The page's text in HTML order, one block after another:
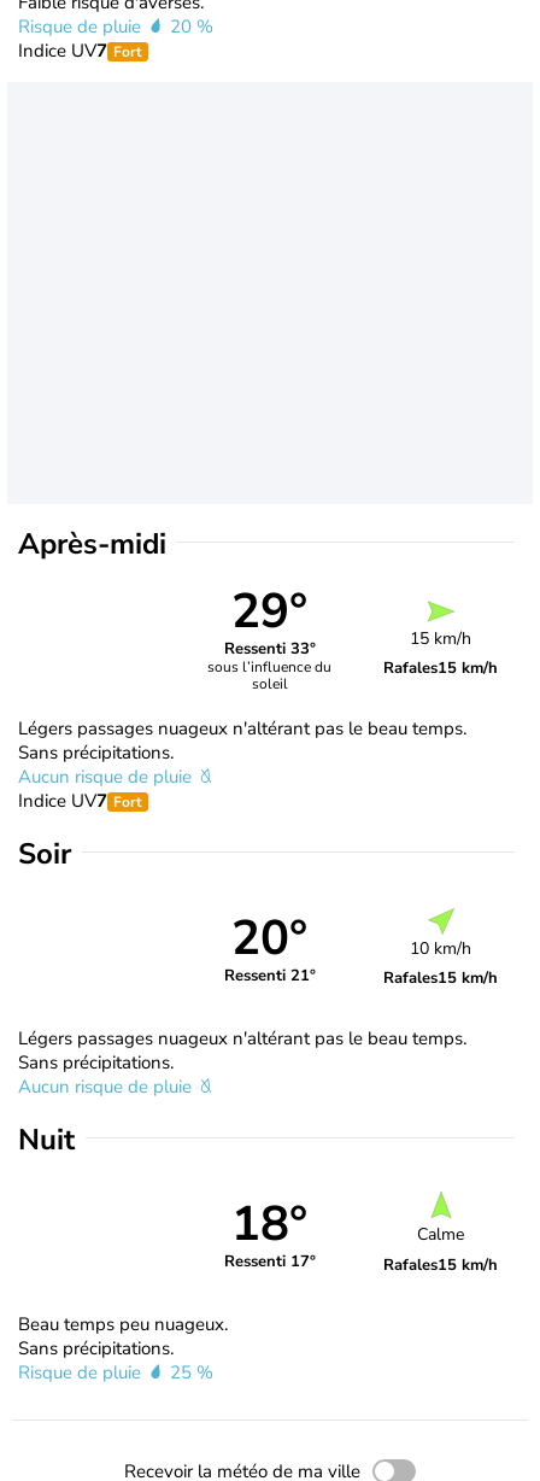
Risque de pluie
20 %
Indice UV7 Fort
Après-midi
29°
Ressenti 33°
sous l’influence du
soleil
15 km/h
Rafales15 km/h
Légers passages nuageux n'altérant pas le beau temps.
Sans précipitations.
Aucun risque de pluie
Indice UV7 Fort
Soir
20°
Ressenti 21°
10 km/h
Rafales15 km/h
Légers passages nuageux n'altérant pas le beau temps.
Sans précipitations.
Aucun risque de pluie
Nuit
18°
Ressenti 17°
Calme
Rafales15 km/h
Beau temps peu nuageux.
Sans précipitations.
Risque de pluie
25 %
Recevoir la météo de ma ville